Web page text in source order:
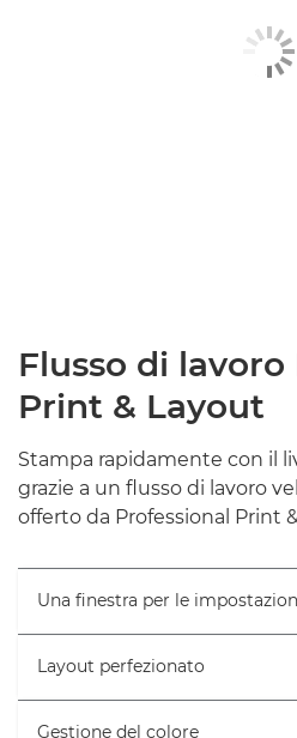
Flusso di lavoro
Print & Layout
Stampa rapidamente con il
grazie a un flusso di lavoro
offerto da Professional Print
Una finestra per le
Layout perfezionato
Gestione del colore